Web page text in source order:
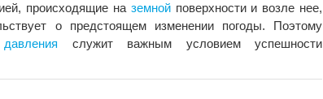
происходящие на земнойповерхности и возле нее,
о предстоящем изменении погоды. Поэтому
давления служит важным условием успешности